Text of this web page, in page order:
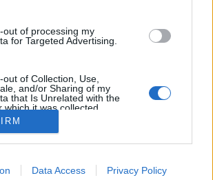
out of processing my
for Targeted Advertising.
out of Collection, Use,
and/or Sharing of my
that Is Unrelated with the
which it was collected.
Data Access Privacy Policy
bei den Allgemeinen Fragen zum Event [IMG] Start:
Frau_Grün,2 Dezember 2025, 1.794 Antwort(en), Im
Fragen
einigen harten Quests
Ich bin jetzt Level 75 und habe mir endlich die
am Baum der Weisheit freigeschaltet. Bisher erledige ich
für mich...
Blazery